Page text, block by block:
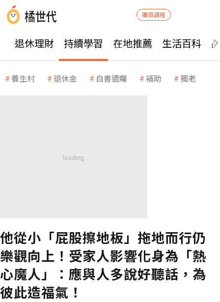
購買課程
退休理財 持續學習 在地推薦 生活百科
養生村 退休金 自書遺囑 補助 獨老
他從小「屁股擦地板」拖地而行仍
樂觀向上！受家人影響化身為「熱
心魔人」：應與人多說好聽話，為
彼此造福氣！